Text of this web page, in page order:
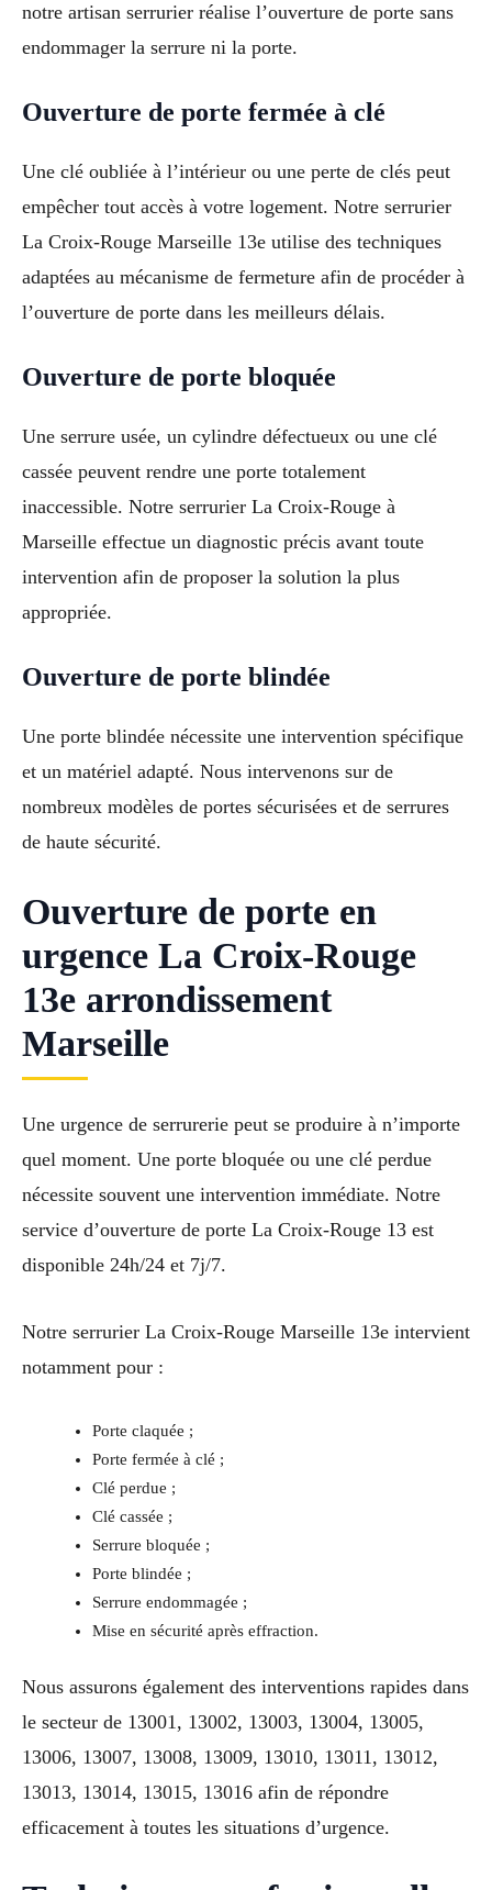
notre artisan serrurier réalise l’ouverture de porte sans
endommager la serrure ni la porte.
Ouverture de porte fermée à clé
Une clé oubliée à l’intérieur ou une perte de clés peut
empêcher tout accès à votre logement. Notre serrurier
La Croix-Rouge Marseille 13e utilise des techniques
adaptées au mécanisme de fermeture afin de procéder à
l’ouverture de porte dans les meilleurs délais.
Ouverture de porte bloquée
Une serrure usée, un cylindre défectueux ou une clé
cassée peuvent rendre une porte totalement
inaccessible. Notre serrurier La Croix-Rouge à
Marseille effectue un diagnostic précis avant toute
intervention afin de proposer la solution la plus
appropriée.
Ouverture de porte blindée
Une porte blindée nécessite une intervention spécifique
et un matériel adapté. Nous intervenons sur de
nombreux modèles de portes sécurisées et de serrures
de haute sécurité.
Ouverture de porte en
urgence La Croix-Rouge
13e arrondissement
Marseille
Une urgence de serrurerie peut se produire à n’importe
quel moment. Une porte bloquée ou une clé perdue
nécessite souvent une intervention immédiate. Notre
service d’ouverture de porte La Croix-Rouge 13 est
disponible 24h/24 et 7j/7.
Notre serrurier La Croix-Rouge Marseille 13e intervient
notamment pour :
Porte claquée ;
Porte fermée à clé ;
Clé perdue ;
Clé cassée ;
Serrure bloquée ;
Porte blindée ;
Serrure endommagée ;
Mise en sécurité après effraction.
Nous assurons également des interventions rapides dans
le secteur de 13001, 13002, 13003, 13004, 13005,
13006, 13007, 13008, 13009, 13010, 13011, 13012,
13013, 13014, 13015, 13016 afin de répondre
efficacement à toutes les situations d’urgence.